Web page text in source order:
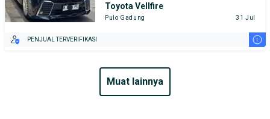
Toyota Vellfire
Pulo Gadung 31 Jul
PENJUAL TERVERIFIKASI i
muat lainnya